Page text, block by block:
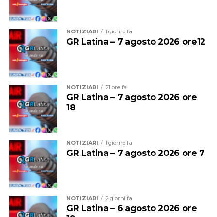
servizio eccellente. E siamo anche preoccupati per
l’inizio della stagione scolastica, quando andrà garantito
agli studenti il diritto alla mobilità che è sacrosanto”.
Audio
Player
00:00
Per il sindacalista, che martedì sedeva al tavolo con
altre due sigle, Cgil e Uil, ci sono due motivi
NOTIZIARI 1 giorno fa
GR Latina – 7 agosto 2026 ore12
NOTIZIARI 21 ore fa
GR Latina – 7 agosto 2026 ore
18
NOTIZIARI 1 giorno fa
GR Latina – 7 agosto 2026 ore 7
NOTIZIARI 2 giorni fa
GR Latina – 6 agosto 2026 ore